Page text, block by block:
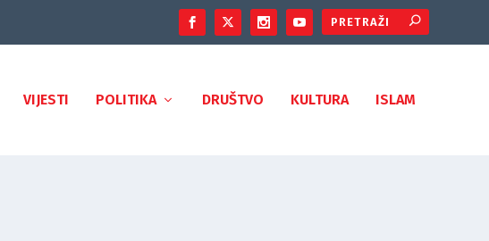
VIJESTI POLITIKA DRUŠTVO KULTURA ISLAM